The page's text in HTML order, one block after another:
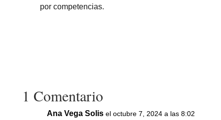
por competencias.
1 Comentario
Ana Vega Solis el octubre 7, 2024 a las 8:02